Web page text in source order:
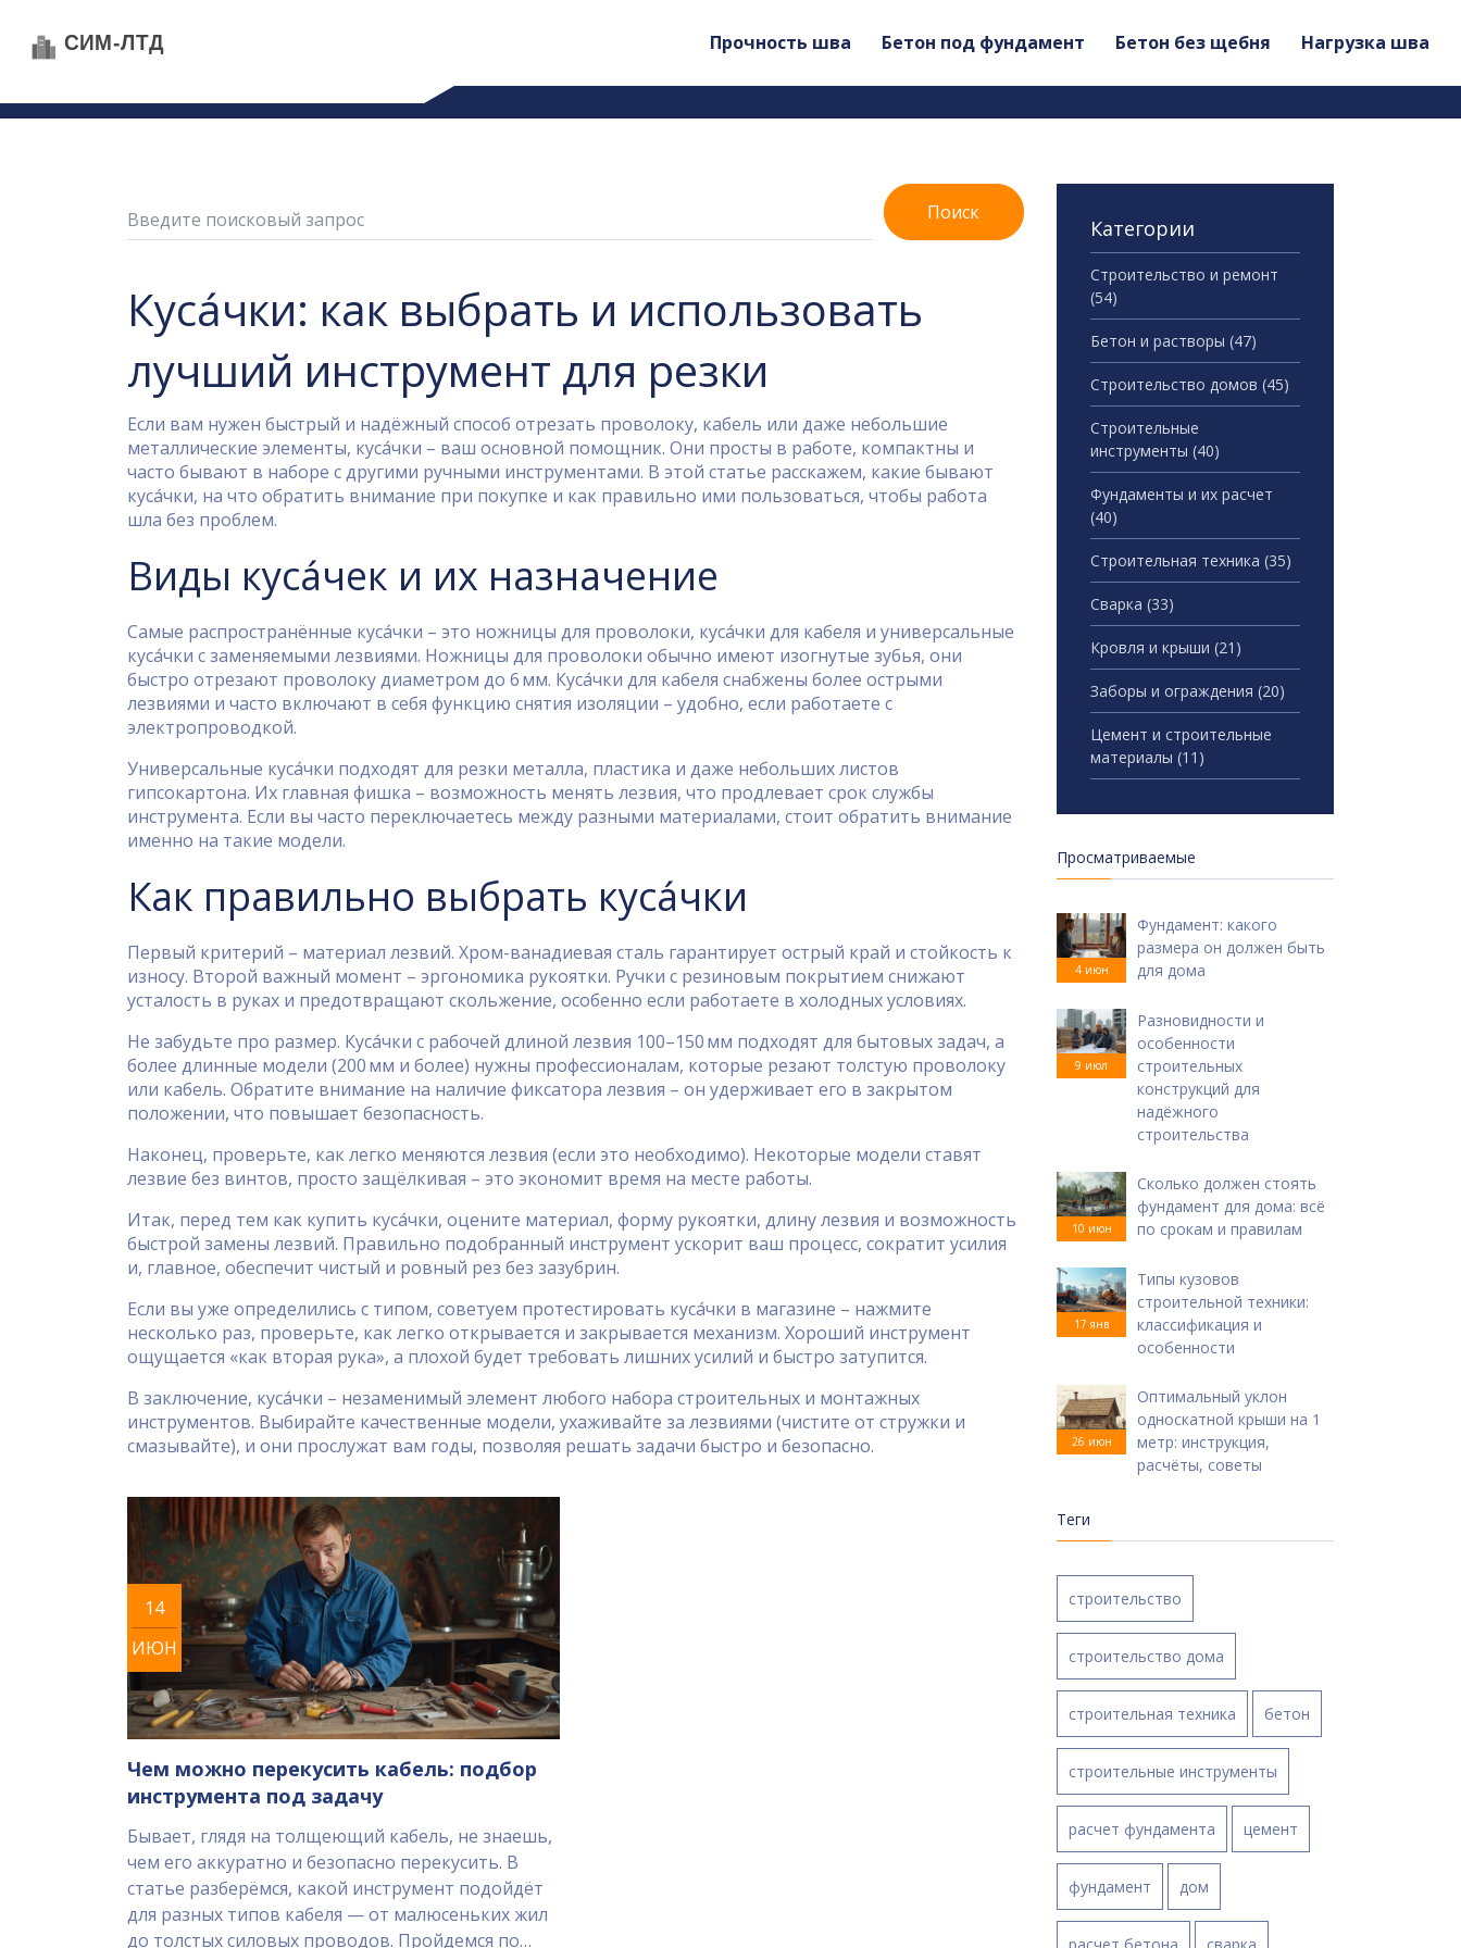
Прочность шва Бетон под фундамент Бетон без щебня Нагрузка шва
Поиск
Куса́чки: как выбрать и использовать
лучший инструмент для резки
Если вам нужен быстрый и надёжный способ отрезать проволоку, кабель или даже небольшие
металлические элементы, куса́чки – ваш основной помощник. Они просты в работе, компактны и
часто бывают в наборе с другими ручными инструментами. В этой статье расскажем, какие бывают
куса́чки, на что обратить внимание при покупке и как правильно ими пользоваться, чтобы работа
шла без проблем.
Виды куса́чек и их назначение
Самые распространённые куса́чки – это ножницы для проволоки, куса́чки для кабеля и универсальные
куса́чки с заменяемыми лезвиями. Ножницы для проволоки обычно имеют изогнутые зубья, они
быстро отрезают проволоку диаметром до 6 мм. Куса́чки для кабеля снабжены более острыми
лезвиями и часто включают в себя функцию снятия изоляции – удобно, если работаете с
электропроводкой.
Универсальные куса́чки подходят для резки металла, пластика и даже небольших листов
гипсокартона. Их главная фишка – возможность менять лезвия, что продлевает срок службы
инструмента. Если вы часто переключаетесь между разными материалами, стоит обратить внимание
именно на такие модели.
Как правильно выбрать куса́чки
Первый критерий – материал лезвий. Хром-ванадиевая сталь гарантирует острый край и стойкость к
износу. Второй важный момент – эргономика рукоятки. Ручки с резиновым покрытием снижают
усталость в руках и предотвращают скольжение, особенно если работаете в холодных условиях.
Не забудьте про размер. Куса́чки с рабочей длиной лезвия 100–150 мм подходят для бытовых задач, а
более длинные модели (200 мм и более) нужны профессионалам, которые резают толстую проволоку
или кабель. Обратите внимание на наличие фиксатора лезвия – он удерживает его в закрытом
положении, что повышает безопасность.
Наконец, проверьте, как легко меняются лезвия (если это необходимо). Некоторые модели ставят
лезвие без винтов, просто защёлкивая – это экономит время на месте работы.
Итак, перед тем как купить куса́чки, оцените материал, форму рукоятки, длину лезвия и возможность
быстрой замены лезвий. Правильно подобранный инструмент ускорит ваш процесс, сократит усилия
и, главное, обеспечит чистый и ровный рез без зазубрин.
Если вы уже определились с типом, советуем протестировать куса́чки в магазине – нажмите
несколько раз, проверьте, как легко открывается и закрывается механизм. Хороший инструмент
ощущается «как вторая рука», а плохой будет требовать лишних усилий и быстро затупится.
В заключение, куса́чки – незаменимый элемент любого набора строительных и монтажных
инструментов. Выбирайте качественные модели, ухаживайте за лезвиями (чистите от стружки и
смазывайте), и они прослужат вам годы, позволяя решать задачи быстро и безопасно.
14
ИЮН
Чем можно перекусить кабель: подбор
инструмента под задачу
Бывает, глядя на толщеющий кабель, не знаешь,
чем его аккуратно и безопасно перекусить. В
статье разберёмся, какой инструмент подойдёт
для разных типов кабеля — от малюсеньких жил
до толстых силовых проводов. Пройдемся по
Категории
Строительство и ремонт
(54)
Бетон и растворы (47)
Строительство домов (45)
Строительные
инструменты (40)
Фундаменты и их расчет
(40)
Строительная техника (35)
Сварка (33)
Кровля и крыши (21)
Заборы и ограждения (20)
Цемент и строительные
материалы (11)
Просматриваемые
4 июн
Фундамент: какого
размера он должен быть
для дома
9 июл
Разновидности и
особенности
строительных
конструкций для
надёжного
строительства
10 июн
Сколько должен стоять
фундамент для дома: всё
по срокам и правилам
17 янв
Типы кузовов
строительной техники:
классификация и
особенности
26 июн
Оптимальный уклон
односкатной крыши на 1
метр: инструкция,
расчёты, советы
Теги
строительство
строительство дома
строительная техника бетон
строительные инструменты
расчет фундамента цемент
фундамент дом